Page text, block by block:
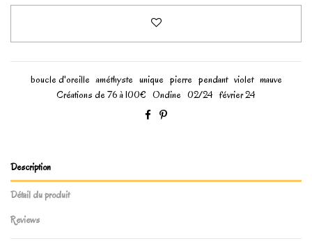
boucle d'oreille améthyste unique pierre pendant violet mauve
Créations de 76 à 100€ Ondine 02/24 février 24
Description
Détail du produit
Reviews